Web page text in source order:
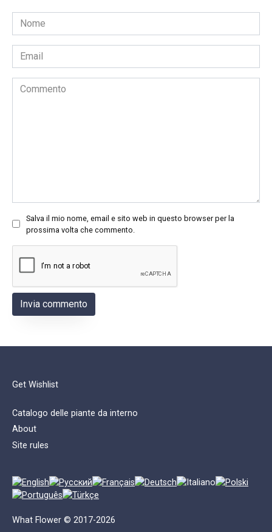
Nome
*
Email
*
Commento
Salva il mio nome, email e sito web in questo browser per la
prossima volta che commento.
Get Wishlist
Catalogo delle piante da interno
About
Site rules
What Flower © 2017-2026